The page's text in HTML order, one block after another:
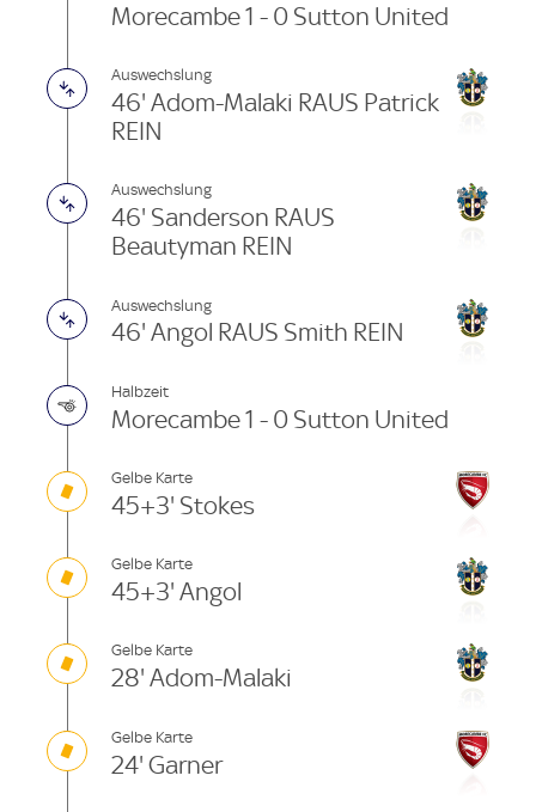
Morecambe 1 - 0 Sutton United
Auswechslung
46' Adom-Malaki RAUS Patrick
REIN
Auswechslung
46' Sanderson RAUS
Beautyman REIN
Auswechslung
46' Angol RAUS Smith REIN
Halbzeit
Morecambe 1 - 0 Sutton United
Gelbe Karte
45+3' Stokes
Gelbe Karte
45+3' Angol
Gelbe Karte
28' Adom-Malaki
Gelbe Karte
24' Garner